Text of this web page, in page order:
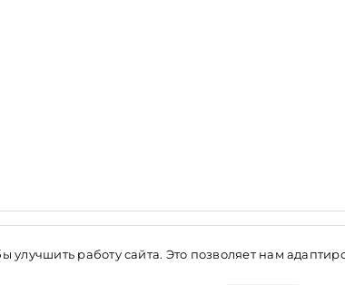
+7
работу сайта. Это позволяет нам